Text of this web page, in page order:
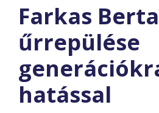
Farkas
űrrepülése
hatással